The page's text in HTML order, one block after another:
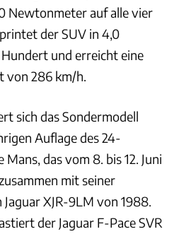
Newtonmeter auf alle vier
der SUV in 4,0
und erreicht eine
von 286 km/h.
sich das Sondermodell
Auflage des 24-
das vom 8. bis 12. Juni
mit seiner
XJR-9LM von 1988.
der Jaguar F-Pace SVR